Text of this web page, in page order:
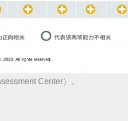
Center）。